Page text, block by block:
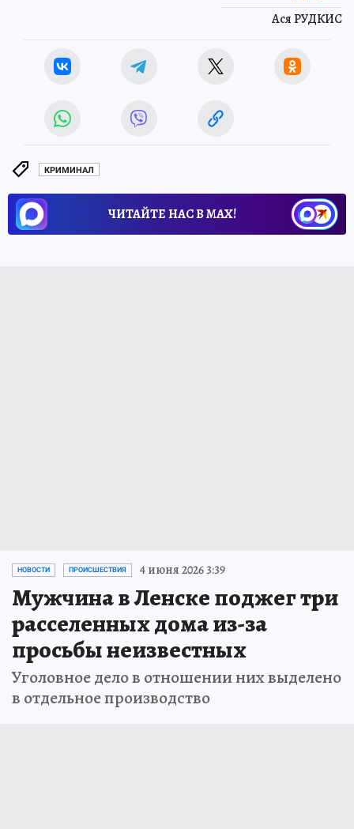
Ася РУДКИС
КРИМИНАЛ
ЧИТАЙТЕ НАС В МАХ!
НОВОСТИ ПРОИСШЕСТВИЯ 4 июня 2026 3:39
Мужчина в Ленске поджег три
расселенных дома из-за
просьбы неизвестных
Уголовное дело в отношении них выделено
в отдельное производство